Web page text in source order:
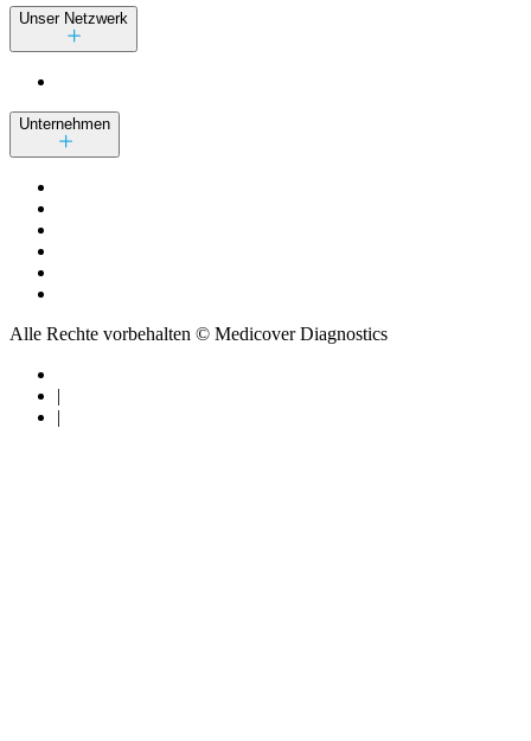
Unser Netzwerk
Unternehmen
Alle Rechte vorbehalten © Medicover Diagnostics
|
|